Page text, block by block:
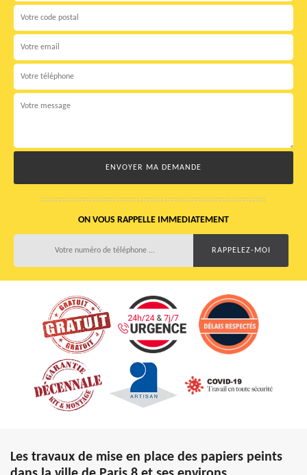
ON VOUS RAPPELLE IMMEDIATEMENT
Les travaux de mise en place des papiers peints